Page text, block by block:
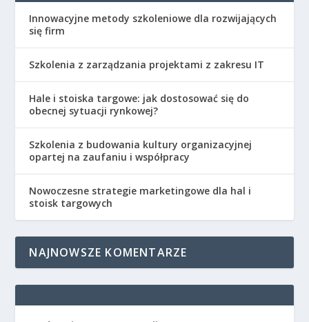
Innowacyjne metody szkoleniowe dla rozwijających
się firm
Szkolenia z zarządzania projektami z zakresu IT
Hale i stoiska targowe: jak dostosować się do
obecnej sytuacji rynkowej?
Szkolenia z budowania kultury organizacyjnej
opartej na zaufaniu i współpracy
Nowoczesne strategie marketingowe dla hal i
stoisk targowych
NAJNOWSZE KOMENTARZE